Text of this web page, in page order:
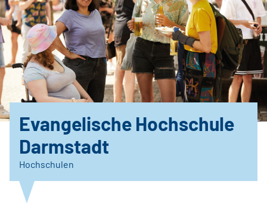
Evangelische Hochschule
Darmstadt
Hochschulen